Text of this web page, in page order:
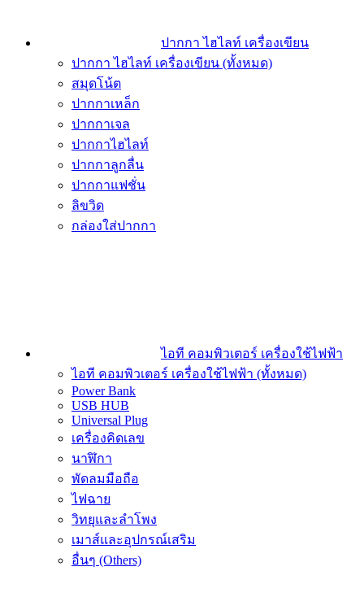
ปากกา ไฮไลท์ เครื่องเขียน
ปากกา ไฮไลท์ เครื่องเขียน (ทั้งหมด)
สมุดโน้ต
ปากกาเหล็ก
ปากกาเจล
ปากกาไฮไลท์
ปากกาลูกลื่น
ปากกาแฟชั่น
ลิขวิด
กล่องใส่ปากกา
ไอที คอมพิวเตอร์ เครื่องใช้ไฟฟ้า
ไอที คอมพิวเตอร์ เครื่องใช้ไฟฟ้า (ทั้งหมด)
Power Bank
USB HUB
Universal Plug
เครื่องคิดเลข
นาฬิกา
พัดลมมือถือ
ไฟฉาย
วิทยุและลำโพง
เมาส์และอุปกรณ์เสริม
อื่นๆ (Others)